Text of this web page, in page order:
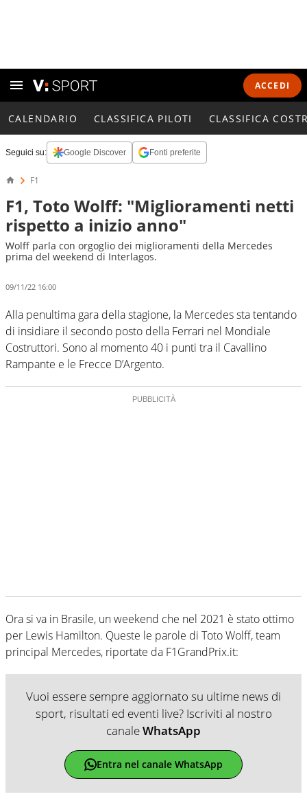
ACCEDI
CALENDARIO CLASSIFICA PILOTI CLASSIFICA
Seguici su: Google Discover Fonti preferite
F1
F1, Toto Wolff: "Miglioramenti netti
rispetto a inizio anno"
Wolff parla con orgoglio dei miglioramenti della Mercedes
prima del weekend di Interlagos.
09/11/22 16:00
Alla penultima gara della stagione, la Mercedes sta tentando
di insidiare il secondo posto della Ferrari nel Mondiale
Costruttori. Sono al momento 40 i punti tra il Cavallino
Rampante e le Frecce D’Argento.
Ora si va in Brasile, un weekend che nel 2021 è stato ottimo
per Lewis Hamilton. Queste le parole di Toto Wolff, team
principal Mercedes, riportate da F1GrandPrix.it:
Vuoi essere sempre aggiornato su ultime news di
sport, risultati ed eventi live? Iscriviti al nostro
canaleWhatsApp
Entra nel canale WhatsApp